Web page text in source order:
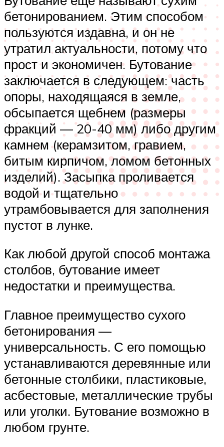
бетонированием. Этим способом
пользуются издавна, и он не
утратил актуальности, потому что
прост и экономичен. Бутование
заключается в следующем: часть
опоры, находящаяся в земле,
обсыпается щебнем (размеры
фракций — 20-40 мм) либо другим
камнем (керамзитом, гравием,
битым кирпичом, ломом бетонных
изделий). Засыпка проливается
водой и тщательно
утрамбовывается для заполнения
пустот в лунке.
Как любой другой способ монтажа
столбов, бутование имеет
недостатки и преимущества.
Главное преимущество сухого
бетонирования —
универсальность. С его помощью
устанавливаются деревянные или
бетонные столбики, пластиковые,
асбестовые, металлические трубы
или уголки. Бутование возможно в
любом грунте.